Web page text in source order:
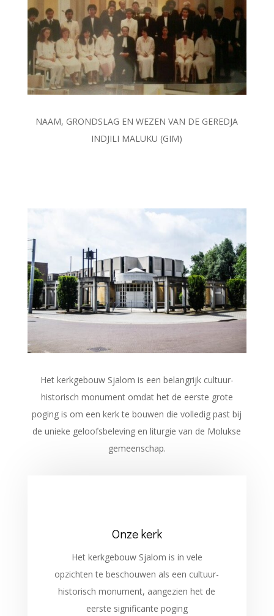
NAAM, GRONDSLAG EN WEZEN VAN DE GEREDJA
INDJILI MALUKU (GIM)
Het kerkgebouw Sjalom is een belangrijk cultuur-
historisch monument omdat het de eerste grote
poging is om een kerk te bouwen die volledig past bij
de unieke geloofsbeleving en liturgie van de Molukse
gemeenschap.
Onze kerk
Het kerkgebouw Sjalom is in vele
opzichten te beschouwen als een cultuur-
historisch monument, aangezien het de
eerste significante poging